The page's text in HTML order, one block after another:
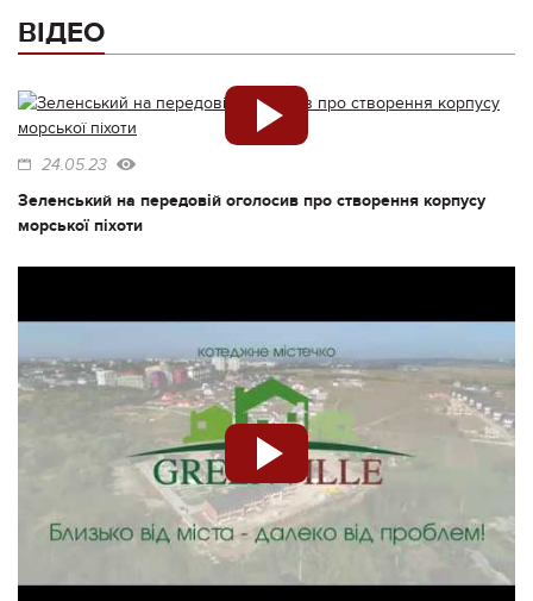
ВІДЕО
24.05.23
Зеленський на передовій оголосив про створення корпусу
морської піхоти